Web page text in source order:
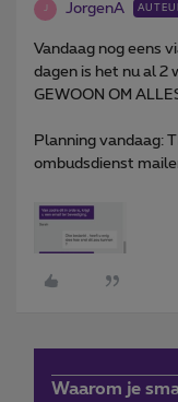
J JorgenA
Vandaag nog eens
dagen is het nu al 2
GEWOON OM
Planning vandaag:
ombudsdienst
Waarom je